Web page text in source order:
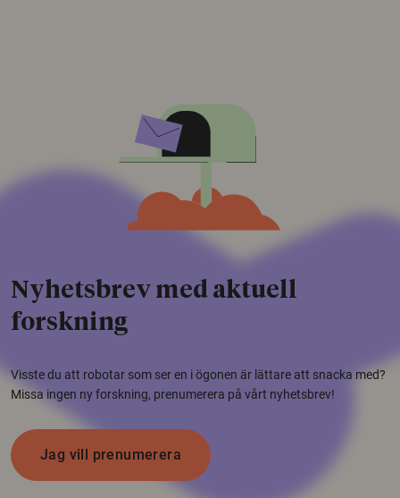
Nyhetsbrev med aktuell
forskning
Visste du att robotar som ser en i ögonen är lättare att snacka med?
Missa ingen ny forskning, prenumerera på vårt nyhetsbrev!
Jag vill prenumerera